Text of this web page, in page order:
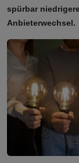
spürbar
Anbieterwechsel.